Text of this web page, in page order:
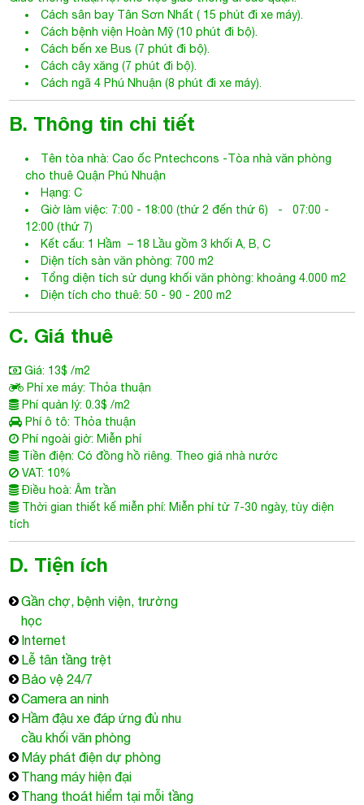
Cách sân bay Tân Sơn Nhất ( 15 phút đi xe máy).
Cách bệnh viện Hoàn Mỹ (10 phút đi bộ).
Cách bến xe Bus (7 phút đi bộ).
Cách cây xăng (7 phút đi bộ).
Cách ngã 4 Phú Nhuận (8 phút đi xe máy).
B. Thông tin chi tiết
Tên tòa nhà: Cao ốc Pntechcons -Tòa nhà văn phòng
cho thuê Quận Phú Nhuận
Hạng: C
Giờ làm việc: 7:00 - 18:00 (thứ 2 đến thứ 6) - 07:00 -
12:00 (thứ 7)
Kết cấu: 1 Hầm – 18 Lầu gồm 3 khối A, B, C
Diện tích sàn văn phòng: 700 m2
Tổng diện tích sử dụng khối văn phòng: khoảng 4.000 m2
Diện tích cho thuê: 50 - 90 - 200 m2
C. Giá thuê
Giá: 13$ /m2
Phí xe máy: Thỏa thuận
Phí quản lý: 0.3$ /m2
Phí ô tô: Thỏa thuận
Phí ngoài giờ: Miễn phí
Tiền điện: Có đồng hồ riêng. Theo giá nhà nước
VAT: 10%
Điều hoà: Âm trần
Thời gian thiết kế miễn phí: Miễn phí từ 7-30 ngày, tùy diện
tích
D. Tiện ích
Gần chợ, bệnh viện, trường
học
Internet
Lễ tân tầng trệt
Bảo vệ 24/7
Camera an ninh
Hầm đậu xe đáp ứng đủ nhu
cầu khối văn phòng
Máy phát điện dự phòng
Thang máy hiện đại
Thang thoát hiểm tại mỗi tầng